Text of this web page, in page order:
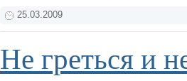
25.03.2009
Не греться и